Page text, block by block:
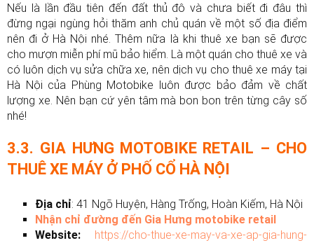
Nếu là lần đầu tiên đến đất thủ đô và chưa biết đi đâu thì
đừng ngại ngùng hỏi thăm anh chủ quán về một số địa điểm
nên đi ở Hà Nội nhé. Thêm nữa là khi thuê xe bạn sẽ được
cho mượn miễn phí mũ bảo hiểm. Là một quán cho thuê xe và
có luôn dịch vụ sửa chữa xe, nên dịch vụ cho thuê xe máy tại
Hà Nội của Phùng Motobike luôn được bảo đảm về chất
lượng xe. Nên bạn cứ yên tâm mà bon bon trên từng cây số
nhé!
3.3. GIA HƯNG MOTOBIKE RETAIL – CHO
THUÊ XE MÁY Ở PHỐ CỔ HÀ NỘI
Địa chỉ: 41 Ngõ Huyện, Hàng Trống, Hoàn Kiếm, Hà Nội
Nhận chỉ đường đến Gia Hưng motobike retail
Website:
https://cho-thue-xe-may-va-xe-ap-gia-hung-